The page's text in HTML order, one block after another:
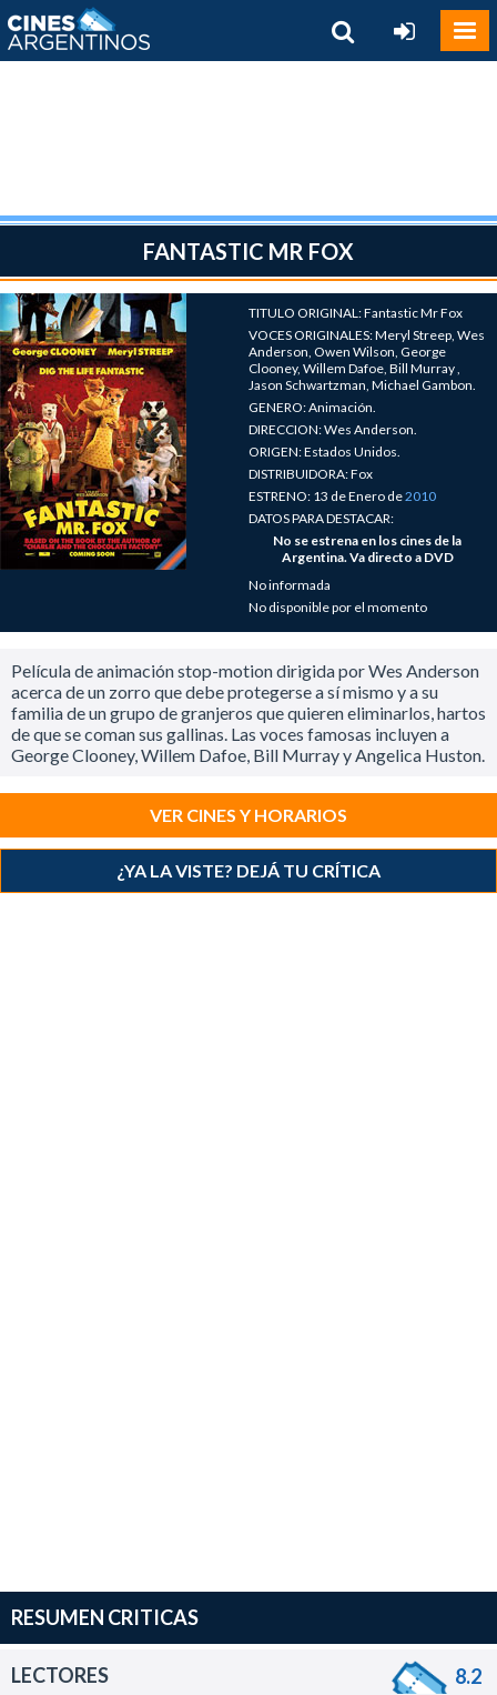
FANTASTIC MR FOX
TITULO ORIGINAL: Fantastic Mr Fox
VOCES ORIGINALES: Meryl Streep, Wes
Anderson, Owen Wilson, George
Clooney, Willem Dafoe, Bill Murray ,
Jason Schwartzman, Michael Gambon.
GENERO: Animación.
DIRECCION: Wes Anderson.
ORIGEN: Estados Unidos.
DISTRIBUIDORA: Fox
ESTRENO: 13 de Enero de2010
DATOS PARA DESTACAR:
No se estrena en los cines de la
Argentina. Va directo a DVD
No informada
No disponible por el momento
Película de animación stop-motion dirigida por Wes Anderson
acerca de un zorro que debe protegerse a sí mismo y a su
familia de un grupo de granjeros que quieren eliminarlos, hartos
de que se coman sus gallinas. Las voces famosas incluyen a
George Clooney, Willem Dafoe, Bill Murray y Angelica Huston.
VER CINES Y HORARIOS
¿YA LA VISTE? DEJÁ TU CRÍTICA
RESUMEN CRITICAS
LECTORES 8.2